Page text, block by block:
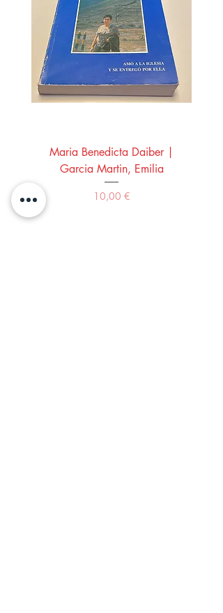
Maria Benedicta Daiber |
Garcia Martin, Emilia
Precio
10,00 €